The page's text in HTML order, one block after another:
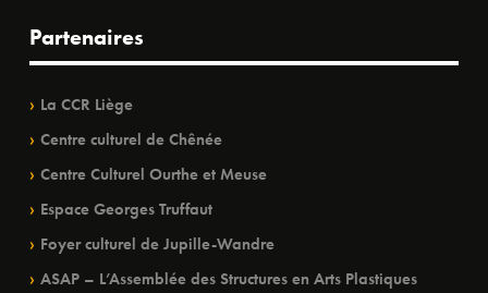
Partenaires
La CCR Liège
Centre culturel de Chênée
Centre Culturel Ourthe et Meuse
Espace Georges Truffaut
Foyer culturel de Jupille-Wandre
ASAP – L’Assemblée des Structures en Arts Plastiques